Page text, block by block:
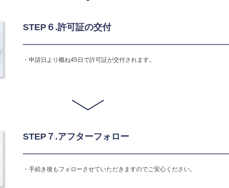
STEP６.許可証の交付
・申請日より概ね45日で許可証が交付されます。
STEP７.アフターフォロー
・手続き後もフォローさせていただきますのでご安心ください。